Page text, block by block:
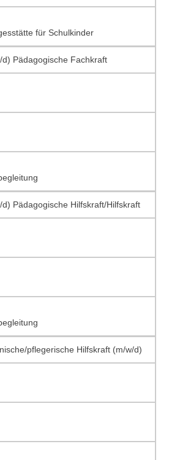
für Schulkinder
Pädagogische Fachkraft
Pädagogische Hilfskraft/Hilfskraft
pflegerische Hilfskraft (m/w/d)